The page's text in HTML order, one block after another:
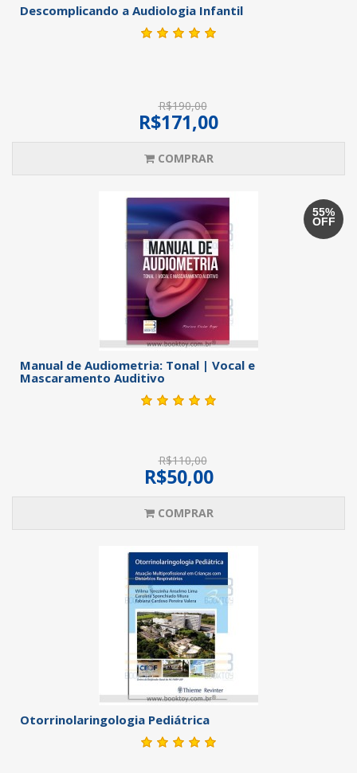
Descomplicando a Audiologia Infantil
R$190,00
R$171,00
COMPRAR
55%
OFF
Manual de Audiometria: Tonal | Vocal e
Mascaramento Auditivo
R$110,00
R$50,00
COMPRAR
Otorrinolaringologia Pediátrica